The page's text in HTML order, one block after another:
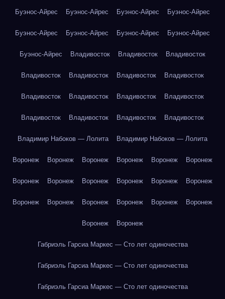
Буэнос-Айрес Буэнос-Айрес Буэнос-Айрес Буэнос-Айрес
Буэнос-Айрес Буэнос-Айрес Буэнос-Айрес Буэнос-Айрес
Буэнос-Айрес Владивосток Владивосток Владивосток
Владивосток Владивосток Владивосток Владивосток
Владивосток Владивосток Владивосток Владивосток
Владивосток Владивосток Владивосток Владивосток
Владимир Набоков — Лолита Владимир Набоков — Лолита
Воронеж Воронеж Воронеж Воронеж Воронеж Воронеж
Воронеж Воронеж Воронеж Воронеж Воронеж Воронеж
Воронеж Воронеж Воронеж Воронеж Воронеж Воронеж
Воронеж Воронеж
Габриэль Гарсиа Маркес — Сто лет одиночества
Габриэль Гарсиа Маркес — Сто лет одиночества
Габриэль Гарсиа Маркес — Сто лет одиночества